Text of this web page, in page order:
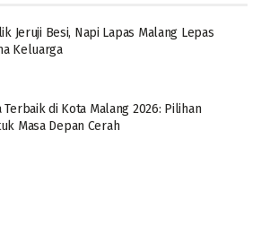
Jeruji Besi, Napi Lapas Malang Lepas
Keluarga
Terbaik di Kota Malang 2026: Pilihan
Masa Depan Cerah